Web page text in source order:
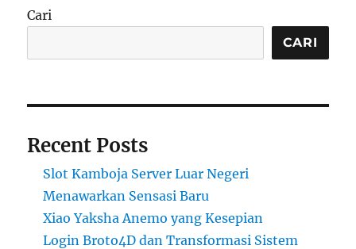
Cari
CARI
Recent Posts
Slot Kamboja Server Luar Negeri
Menawarkan Sensasi Baru
Xiao Yaksha Anemo yang Kesepian
Login Broto4D dan Transformasi Sistem